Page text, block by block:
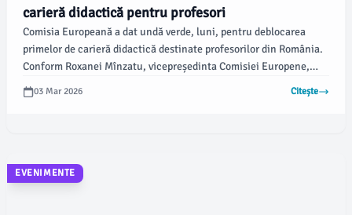
carieră didactică pentru profesori
Comisia Europeană a dat undă verde, luni, pentru deblocarea
primelor de carieră didactică destinate profesorilor din România.
Conform Roxanei Mînzatu, vicepreședinta Comisiei Europene,
cadrele didactice vor putea accesa fonduri pentru specializări și
materiale utilizate în activitate.
03 Mar 2026 Citește
EVENIMENTE